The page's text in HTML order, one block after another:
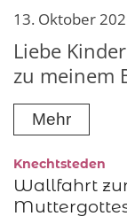
13. Oktober
Liebe
zu meinem
Mehr
Knechtsteden
Wallfahrt